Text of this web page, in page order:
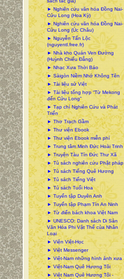
► Nghiên cứu văn hóa Đồng Nai-
Cửu Long (Hoa Kỳ)
► Nghiên cứu văn hóa Đồng Nai-
Cửu Long (Úc Châu)
► Nguyễn Tấn Lộc
(nguyentl.free.fr)
► Nhà kho Quán Ven Đường
(Huỳnh Chiếu Đẳng)
► Nhạc Xưa Thời Báo
► Sàigòn Niềm Nhớ Không Tên
► Tài liệu sử Việt
► Tài liệu tổng hợp “Từ Mekong
đến Cửu Long”
► Tạp chí Nghiên Cứu và Phát
Triển
► Thơ Trạch Gầm
► Thư viện Ebook
► Thư viện Ebook miễn phí
► Trung tâm Minh Đức Hoài Trinh
► Truyện Tàu Tín Đức Thư Xã
► Tủ sách nghiên cứu Phật pháp
► Tủ sách Tiếng Quê Hương
► Tủ sách Tiếng Việt
► Tủ sách Tuổi Hoa
► Tuyển tập Duyên Anh
► Tuyển tập Phạm Tín An Ninh
► Từ điển bách khoa Việt Nam
► UNESCO: Danh sách Di Sản
Văn Hóa Phi Vật Thể của Nhân
Loại
► Viện Việt-Học
► Việt Messenger
► Việt-Nam những hình ảnh xưa
► Việt-Nam Quê Hương Tôi
► Việt Nam Quê Hương Tôi -